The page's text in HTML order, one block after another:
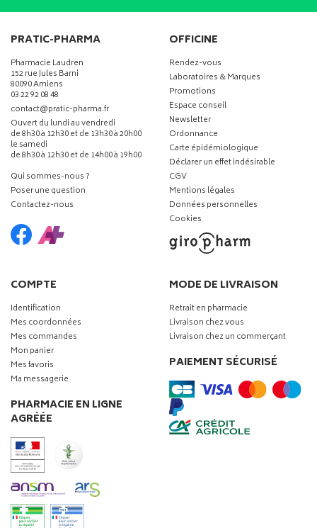
PRATIC-PHARMA
Pharmacie Laudren
152 rue Jules Barni
80090 Amiens
03 22 92 08 48
contact-
@-
pratic-pharma.fr
Ouvert du lundi au vendredi
de 8h30 à 12h30 et de 13h30 à 20h00
le samedi
de 8h30 à 12h30 et de 14h00 à 19h00
Qui sommes-nous ?
Poser une question
Contactez-nous
OFFICINE
Rendez-vous
Laboratoires & Marques
Promotions
Espace conseil
Newsletter
Ordonnance
Carte épidémiologique
Déclarer un effet indésirable
CGV
Mentions légales
Données personnelles
Cookies
COMPTE
Identification
Mes coordonnées
Mes commandes
Mon panier
Mes favoris
Ma messagerie
PHARMACIE EN LIGNE
AGRÉÉE
MODE DE LIVRAISON
Retrait en pharmacie
Livraison chez vous
Livraison chez un commerçant
PAIEMENT SÉCURISÉ